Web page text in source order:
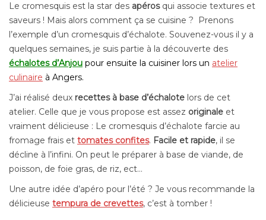
Le cromesquis est la star des apérosqui associe textures et
saveurs ! Mais alors comment ça se cuisine ? Prenons
l’exemple d’un cromesquis d’échalote. Souvenez-vous il y a
quelques semaines, je suis partie à la découverte des
échalotes d’Anjou pour ensuite la cuisiner lors un atelier
culinaire à Angers.
J’ai réalisé deux recettes à base d’échalote lors de cet
atelier. Celle que je vous propose est assez originale et
vraiment délicieuse : Le cromesquis d’échalote farcie au
fromage frais et tomates confites. Facile et rapide, il se
décline à l’infini. On peut le préparer à base de viande, de
poisson, de foie gras, de riz, ect…
Une autre idée d’apéro pour l’été ? Je vous recommande la
délicieuse tempura de crevettes, c’est à tomber !